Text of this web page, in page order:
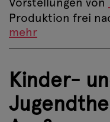
Produktion frei
mehr
Kinder-